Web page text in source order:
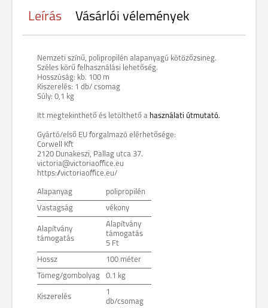
Leírás Vásárlói vélemények
Nemzeti színű, polipropilén alapanyagú kötözőzsineg.
Széles körű felhasználási lehetőség.
Hosszúság: kb. 100 m
Kiszerelés: 1 db/ csomag
Súly: 0,1 kg
Itt megtekinthető és letölthető a használati útmutató.
Gyártó/első EU forgalmazó elérhetősége:
Corwell Kft
2120 Dunakeszi, Pallag utca 37.
victoria@victoriaoffice.eu
https://victoriaoffice.eu/
Alapanyag polipropilén
Vastagság vékony
Alapítvány
támogatás
Alapítvány
támogatás
5 Ft
Hossz 100 méter
Tömeg/gombolyag 0.1 kg
Kiszerelés
1
db/csomag